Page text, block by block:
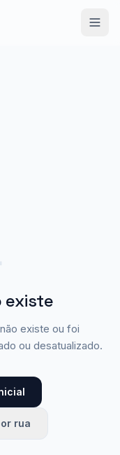
existe
existe ou foi
ou desatualizado.
rua